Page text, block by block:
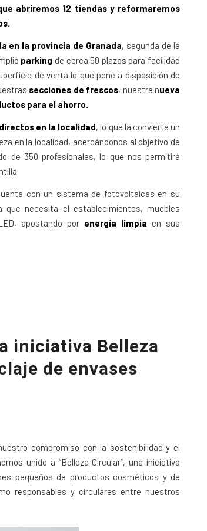
abriremos 12 tiendas y reformaremos
en la provincia de Granada, segunda de la
parking de cerca 50 plazas para facilidad
de venta lo que pone a disposición de
secciones de frescos, nuestra nueva
para el ahorro.
en la localidad, lo que la convierte un
en la localidad, acercándonos al objetivo de
de 350 profesionales, lo que nos permitirá
con un sistema de fotovoltaicas en su
necesita el establecimientos, muebles
apostando por energía limpia en sus
iniciativa Belleza
de envases
compromiso con la sostenibilidad y el
unido a “Belleza Circular”, una iniciativa
pequeños de productos cosméticos y de
responsables y circulares entre nuestros